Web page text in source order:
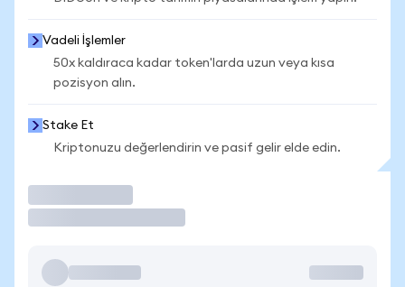
Vadeli İşlemler
50x kaldıraca kadar token'larda uzun veya kısa
pozisyon alın.
Stake Et
Kriptonuzu değerlendirin ve pasif gelir elde edin.